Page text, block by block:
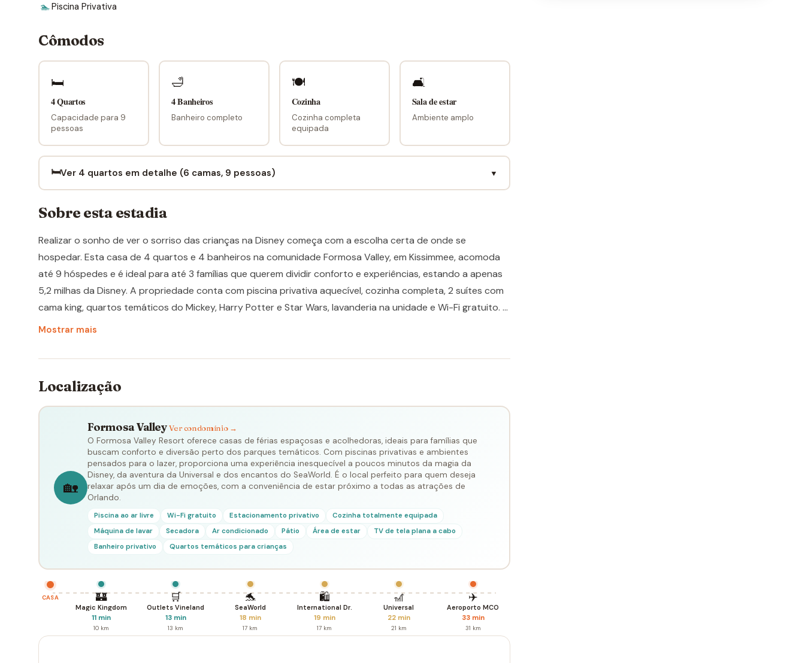
🏊Piscina Privativa
Cômodos
🛏
4 Quartos
Capacidade para 9
pessoas
🛁
4 Banheiros
Banheiro completo
🍽
Cozinha
Cozinha completa
equipada
🛋
Sala de estar
Ambiente amplo
🛏️Ver 4 quartos em detalhe (6 camas, 9 pessoas) ▼
Sobre esta estadia
Realizar o sonho de ver o sorriso das crianças na Disney começa com a escolha certa de onde se
hospedar. Esta casa de 4 quartos e 4 banheiros na comunidade Formosa Valley, em Kissimmee, acomoda
até 9 hóspedes e é ideal para até 3 famílias que querem dividir conforto e experiências, estando a apenas
5,2 milhas da Disney. A propriedade conta com piscina privativa aquecível, cozinha completa, 2 suítes com
cama king, quartos temáticos do Mickey, Harry Potter e Star Wars, lavanderia na unidade e Wi-Fi gratuito. A
Formosa Valley oferece uma estrutura tranquila e bem localizada, perfeita para quem quer chegar aos
Mostrar mais
Localização
🏡
Formosa ValleyVer condomínio →
O Formosa Valley Resort oferece casas de férias espaçosas e acolhedoras, ideais para famílias que
buscam conforto e diversão perto dos parques temáticos. Com piscinas privativas e ambientes
pensados para o lazer, proporciona uma experiência inesquecível a poucos minutos da magia da
Disney, da aventura da Universal e dos encantos do SeaWorld. É o local perfeito para quem deseja
relaxar após um dia de emoções, com a conveniência de estar próximo a todas as atrações de
Orlando.
Piscina ao ar livre Wi-Fi gratuito Estacionamento privativo
Cozinha totalmente equipada
Máquina de lavar
Secadora Ar condicionado Pátio Área de estar
TV de tela plana a cabo
Banheiro privativo
Quartos temáticos para crianças
CASA 🏰
Magic Kingdom
11 min
10 km
🛒
Outlets Vineland
13 min
13 km
🐬
SeaWorld
18 min
17 km
🛍️
International Dr.
19 min
17 km
🎢
Universal
22 min
21 km
✈️
Aeroporto MCO
33 min
31 km